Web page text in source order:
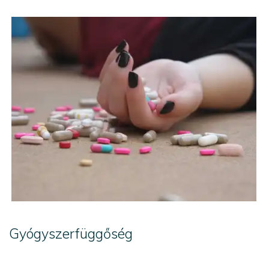
Gyógyszerfüggőség